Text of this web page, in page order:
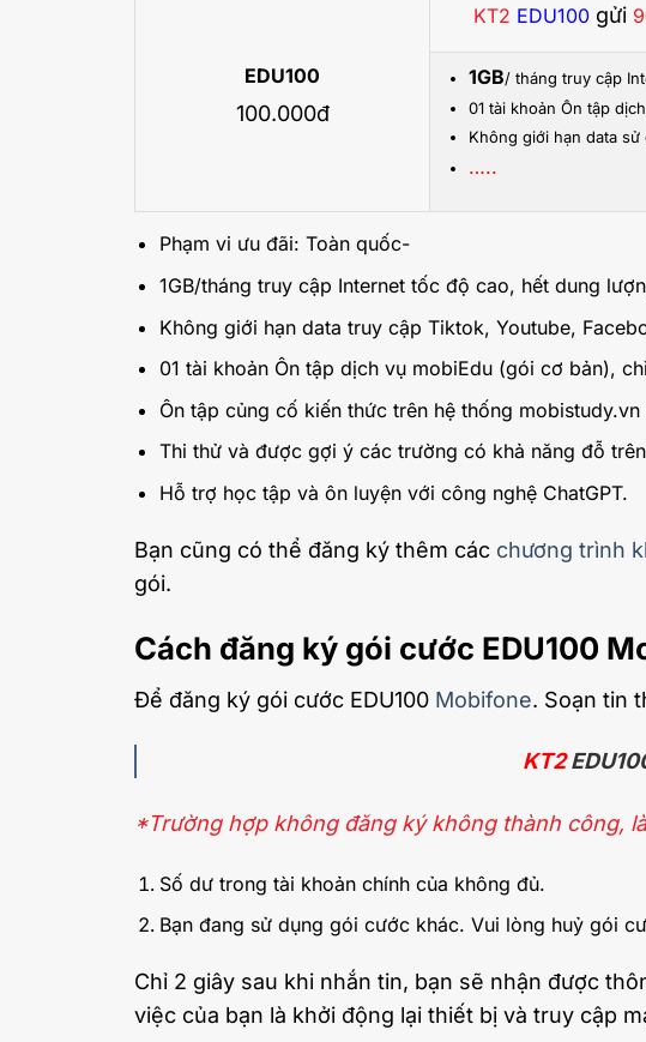
EDU100
100.000đ
KT2 EDU100 gửi
1GB/ tháng truy cập
01 tài khoản Ôn tập
Không giới hạn data
…..
Phạm vi ưu đãi: Toàn quốc-
1GB/tháng truy cập Internet tốc độ cao, hết dung
Không giới hạn data truy cập Tiktok, Youtube,
01 tài khoản Ôn tập dịch vụ mobiEdu (gói cơ bản),
Ôn tập củng cố kiến thức trên hệ thống
Thi thử và được gợi ý các trường có khả năng đỗ
Hỗ trợ học tập và ôn luyện với công nghệ ChatGPT.
Bạn cũng có thể đăng ký thêm các chương trình
gói.
Cách đăng ký gói cước EDU100
Để đăng ký gói cước EDU100 Mobifone. Soạn tin
KT2
*Trường hợp không đăng ký không thành công,
Số dư trong tài khoản chính của không đủ.
Bạn đang sử dụng gói cước khác. Vui lòng huỷ gói
Chỉ 2 giây sau khi nhắn tin, bạn sẽ nhận được
việc của bạn là khởi động lại thiết bị và truy cập